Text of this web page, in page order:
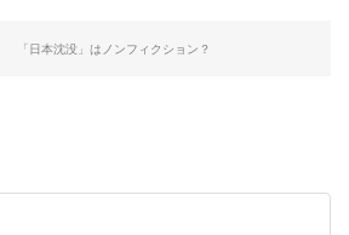
「日本沈没」はノンフィクション？